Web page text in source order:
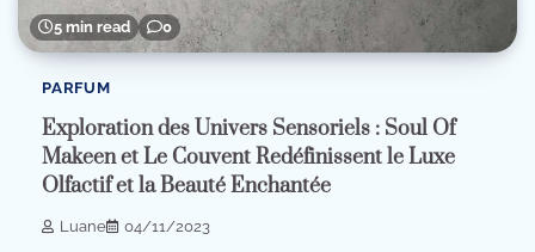
5 min read 0
PARFUM
Exploration des Univers Sensoriels : Soul Of
Makeen et Le Couvent Redéfinissent le Luxe
Olfactif et la Beauté Enchantée
Luane 04/11/2023